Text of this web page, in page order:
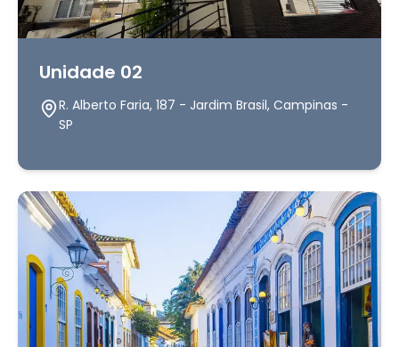
Unidade 02
R. Alberto Faria, 187 - Jardim Brasil, Campinas -
SP